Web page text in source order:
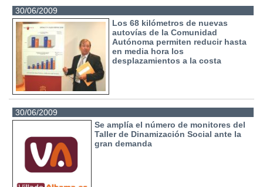
30/06/2009
Los 68 kilómetros de nuevas
autovías de la Comunidad
Autónoma permiten reducir hasta
en media hora los
desplazamientos a la costa
30/06/2009
Se amplía el número de monitores del
Taller de Dinamización Social ante la
gran demanda